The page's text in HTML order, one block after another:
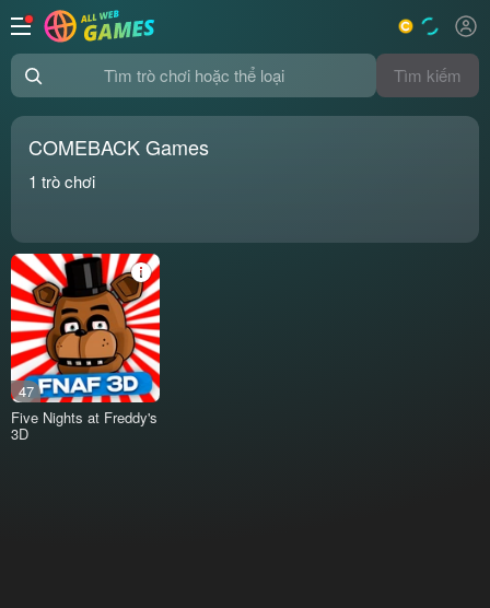
Tìm trò chơi hoặc thể loại Tìm kiếm
COMEBACK Games
1 trò chơi
47
Five Nights at Freddy's
3D